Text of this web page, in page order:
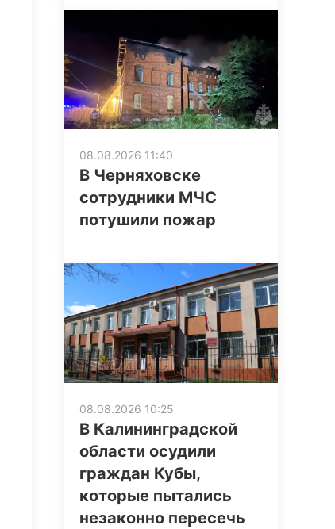
08.08.2026 11:40
В Черняховске
сотрудники МЧС
потушили пожар
08.08.2026 10:25
В Калининградской
области осудили
граждан Кубы,
которые пытались
незаконно пересечь